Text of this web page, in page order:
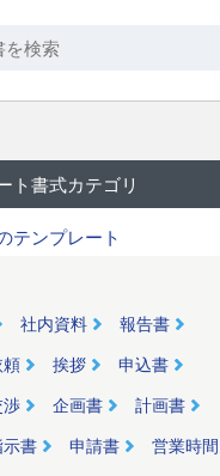
ト書式カテゴリ
テンプレート
社内資料 報告書
頼 挨拶 申込書
渉 企画書 計画書
示書 申請書 営業時間